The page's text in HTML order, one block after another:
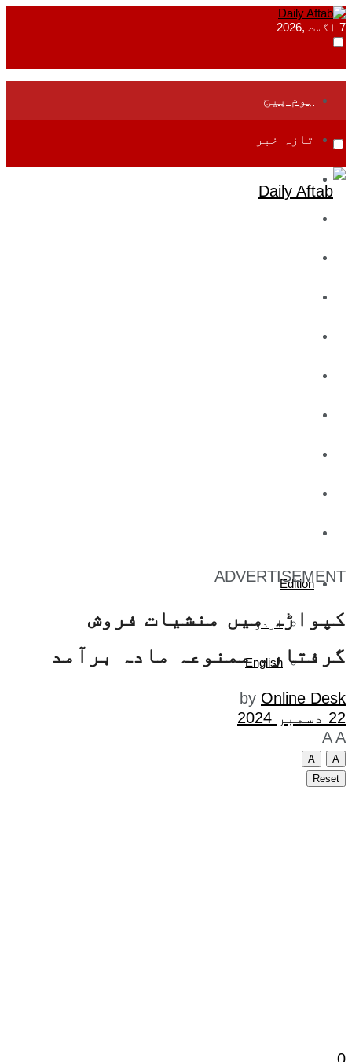
7 اگست ,2026
ہوم پیج
تازہ خبر
Edition
اردو
English
ADVERTISEMENT
کپواڑہ میں منشیات فروش
گرفتار۔ ممنوعہ مادہ برآمد
by Online Desk
22 دسمبر 2024
A A
A
A
Reset